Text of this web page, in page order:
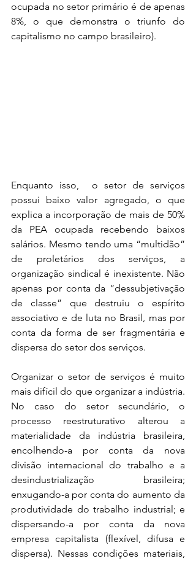
ocupada no setor primário é de apenas
8%, o que demonstra o triunfo do
capitalismo no campo brasileiro).
Enquanto isso,  o setor de serviços
possui baixo valor agregado, o que
explica a incorporação de mais de 50%
da PEA ocupada recebendo baixos
salários. Mesmo tendo uma “multidão”
de proletários dos serviços, a
organização sindical é inexistente. Não
apenas por conta da “dessubjetivação
de classe” que destruiu o espírito
associativo e de luta no Brasil, mas por
conta da forma de ser fragmentária e
dispersa do setor dos serviços.
Organizar o setor de serviços é muito
mais difícil do que organizar a indústria.
No caso do setor secundário, o
processo reestruturativo alterou a
materialidade da indústria brasileira,
encolhendo-a por conta da nova
divisão internacional do trabalho e a
desindustrialização brasileira;
enxugando-a por conta do aumento da
produtividade do trabalho industrial; e
dispersando-a por conta da nova
empresa capitalista (flexível, difusa e
dispersa). Nessas condições materiais,